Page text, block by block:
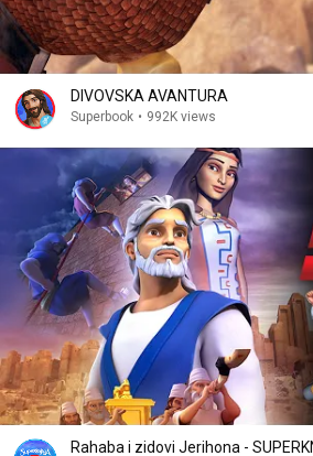
DIVOVSKA AVANTURA
Superbook • 992K views
Rahaba i zidovi Jerihona -